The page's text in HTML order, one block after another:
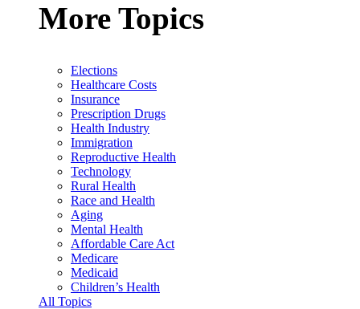
More Topics
Elections
Healthcare Costs
Insurance
Prescription Drugs
Health Industry
Immigration
Reproductive Health
Technology
Rural Health
Race and Health
Aging
Mental Health
Affordable Care Act
Medicare
Medicaid
Children’s Health
All Topics